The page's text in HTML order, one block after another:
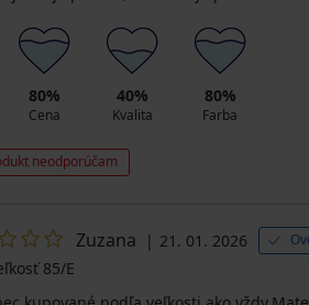
80%
Cena
40%
Kvalita
80%
Farba
neodporúčam
Zuzana 21. 01. 2026
85/E